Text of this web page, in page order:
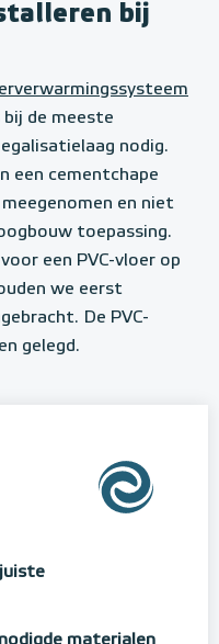
bij
bij de meeste
nodig.
een cementchape
en niet
toepassing.
een PVC-vloer op
we eerst
De PVC-
gelegd.